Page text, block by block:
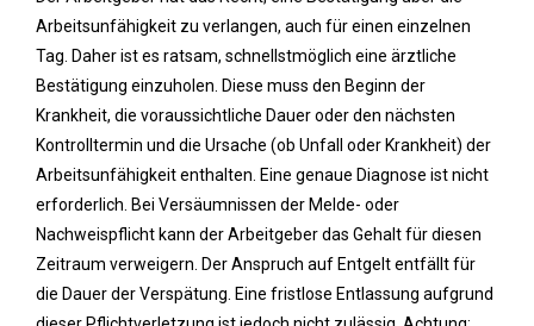
Arbeitsunfähigkeit zu verlangen, auch für einen einzelnen
Tag. Daher ist es ratsam, schnellstmöglich eine ärztliche
Bestätigung einzuholen. Diese muss den Beginn der
Krankheit, die voraussichtliche Dauer oder den nächsten
Kontrolltermin und die Ursache (ob Unfall oder Krankheit) der
Arbeitsunfähigkeit enthalten. Eine genaue Diagnose ist nicht
erforderlich. Bei Versäumnissen der Melde- oder
Nachweispflicht kann der Arbeitgeber das Gehalt für diesen
Zeitraum verweigern. Der Anspruch auf Entgelt entfällt für
die Dauer der Verspätung. Eine fristlose Entlassung aufgrund